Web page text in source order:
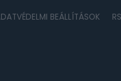
BEÁLLÍTÁSOK